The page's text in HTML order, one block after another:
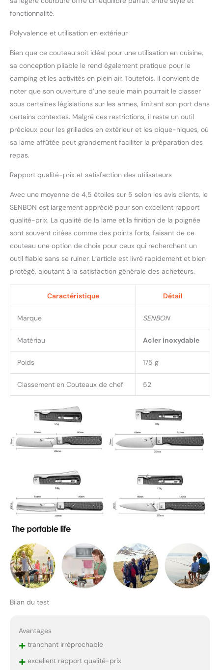
fonctionnalité.
Polyvalence et utilisation en extérieur
Bien que ce couteau soit idéal pour une utilisation en cuisine,
sa conception pliable le rend également pratique pour le
camping et les activités en plein air. Toutefois, il convient de
noter que son ouverture d’une seule main pourrait le classer
sous certaines législations sur les armes, limitant son port dans
certains contextes. Malgré ces restrictions, il reste un outil
précieux pour les grillades en extérieur et les pique-niques, où
sa lame affûtée peut grandement faciliter la préparation des
repas.
Rapport qualité-prix et satisfaction des utilisateurs
Avec une moyenne de 4,5 étoiles sur 5 selon les avis clients, le
SENBON est largement apprécié pour son excellent rapport
qualité-prix. La qualité de la lame et la finition de la poignée
sont souvent citées comme des points forts, faisant de ce
couteau une option de choix pour ceux qui recherchent un
outil fiable sans se ruiner. L’article est livré rapidement et bien
protégé, ajoutant à la satisfaction générale des acheteurs.
Caractéristique Détail
Marque SENBON
Matériau Acier inoxydable
Poids 175 g
Classement en Couteaux de chef 52
Bilan du test
Avantages
+tranchant irréprochable
+excellent rapport qualité-prix